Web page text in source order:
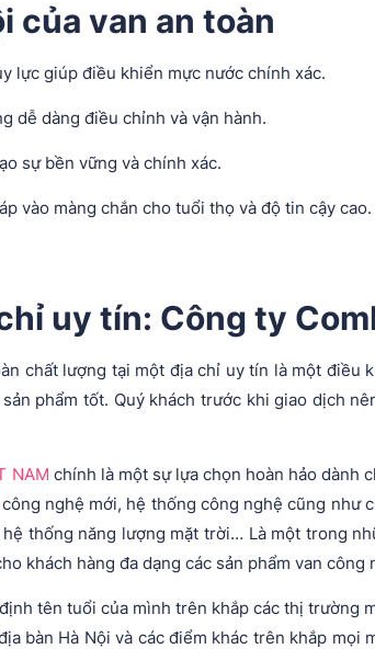
của van an toàn
lực giúp điều khiển mực nước chính xác.
dễ dàng điều chỉnh và vận hành.
sự bền vững và chính xác.
vào màng chắn cho tuổi thọ và độ tin cậy cao.
uy tín: Công ty
chất lượng tại một địa chỉ uy tín là một
phẩm tốt. Quý khách trước khi giao dịch
NAM chính là một sự lựa chọn hoàn hảo dành
nghệ mới, hệ thống công nghệ cũng
hệ thống năng lượng mặt trời… Là một trong
khách hàng đa dạng các sản phẩm van
tên tuổi của mình trên khắp các thị trường
bàn Hà Nội và các điểm khác trên khắp mọi